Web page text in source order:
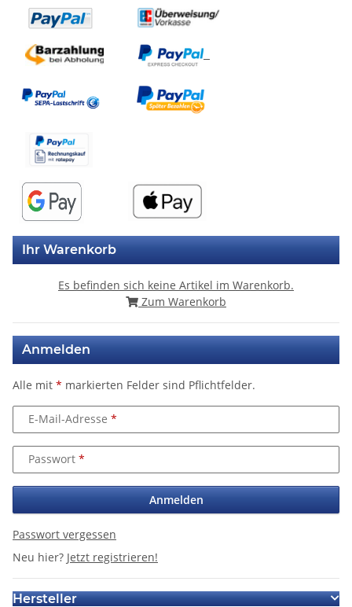
Ihr Warenkorb
Es befinden sich keine Artikel im Warenkorb.
Zum Warenkorb
Anmelden
Alle mit * markierten Felder sind Pflichtfelder.
E-Mail-Adresse
Passwort
Anmelden
Passwort vergessen
Neu hier? Jetzt registrieren!
Hersteller